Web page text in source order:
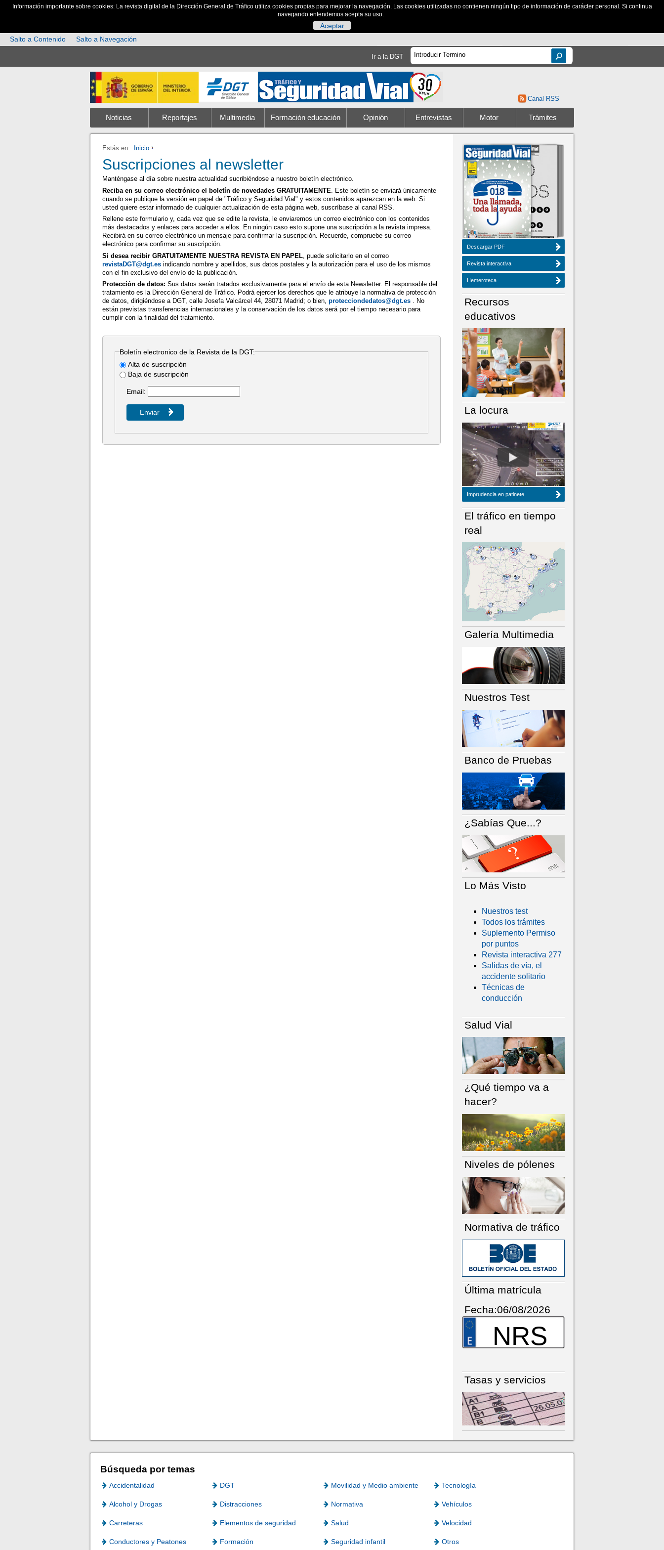
Información importante sobre cookies: La revista digital de la Dirección General de Tráfico utiliza cookies propias para mejorar la navegación. Las cookies utilizadas no contienen ningún tipo de información de carácter personal. Si continua
navegando entendemos acepta su uso.
Aceptar
Salto a Contenido
Salto a Navegación
Ir a la DGT
Canal RSS
Noticias Reportajes Multimedia Formación educación Opinión Entrevistas Motor Trámites
Estás en: Inicio
Suscripciones al newsletter
Manténgase al día sobre nuestra actualidad sucribiéndose a nuestro boletín electrónico.
Reciba en su correo electrónico el boletín de novedades GRATUITAMENTE . Este boletín se enviará únicamente
cuando se publique la versión en papel de "Tráfico y Seguridad Vial" y estos contenidos aparezcan en la web. Si
usted quiere estar informado de cualquier actualización de esta página web, suscríbase al canal RSS.
Rellene este formulario y, cada vez que se edite la revista, le enviaremos un correo electrónico con los contenidos
más destacados y enlaces para acceder a ellos. En ningún caso esto supone una suscripción a la revista impresa.
Recibirá en su correo electrónico un mensaje para confirmar la suscripción. Recuerde, compruebe su correo
electrónico para confirmar su suscripción.
Si desea recibir GRATUITAMENTE NUESTRA REVISTA EN PAPEL , puede solicitarlo en el correo
revistaDGT@dgt.es indicando nombre y apellidos, sus datos postales y la autorización para el uso de los mismos
con el fin exclusivo del envío de la publicación.
Protección de datos:Sus datos serán tratados exclusivamente para el envío de esta Newsletter. El responsable del
tratamiento es la Dirección General de Tráfico. Podrá ejercer los derechos que le atribuye la normativa de protección
de datos, dirigiéndose a DGT, calle Josefa Valcárcel 44, 28071 Madrid; o bien,protecciondedatos@dgt.es . No
están previstas transferencias internacionales y la conservación de los datos será por el tiempo necesario para
cumplir con la finalidad del tratamiento.
Boletín electronico de la Revista de la DGT:
Alta de suscripción
Baja de suscripción
Email:
NÚMERO ACTUAL HEMEROTECA
Descargar PDF
Revista interactiva
Hemeroteca
Recursos
educativos
La locura
Imprudencia en patinete
El tráfico en tiempo
real
Galería Multimedia
Nuestros Test
Banco de Pruebas
¿Sabías Que...?
Lo Más Visto
Nuestros test
Todos los trámites
Suplemento Permiso
por puntos
Revista interactiva 277
Salidas de vía, el
accidente solitario
Técnicas de
conducción
Salud Vial
¿Qué tiempo va a
hacer?
Niveles de pólenes
Normativa de tráfico
Última matrícula
Fecha:06/08/2026
NRS
Tasas y servicios
Búsqueda por temas
Accidentalidad DGT Movilidad y Medio ambiente Tecnología
Alcohol y Drogas Distracciones Normativa Vehículos
Carreteras Elementos de seguridad Salud Velocidad
Conductores y Peatones Formación Seguridad infantil Otros